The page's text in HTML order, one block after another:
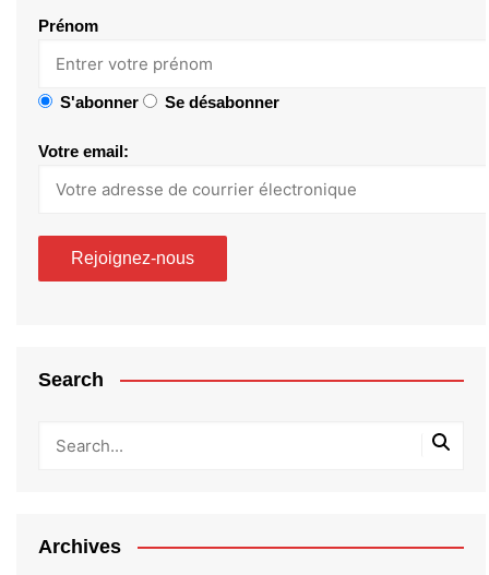
Prénom
S'abonner Se désabonner
Votre email:
Search
Archives